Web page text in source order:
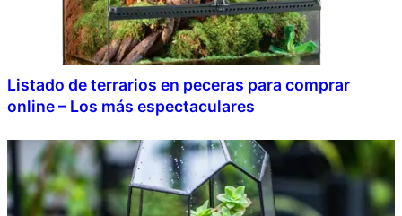
Listado de terrarios en peceras para comprar
online – Los más espectaculares